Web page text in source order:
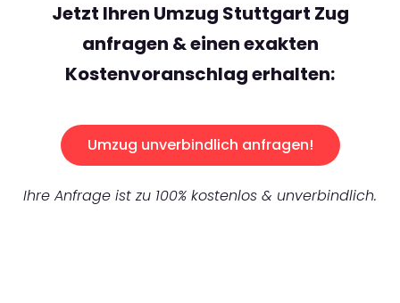
Jetzt Ihren Umzug Stuttgart Zug
anfragen & einen exakten
Kostenvoranschlag erhalten:
Umzug unverbindlich anfragen!
Ihre Anfrage ist zu 100% kostenlos & unverbindlich.